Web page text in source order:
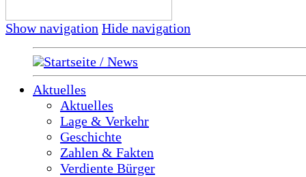
Show navigation Hide navigation
Startseite / News
Aktuelles
Aktuelles
Lage & Verkehr
Geschichte
Zahlen & Fakten
Verdiente Bürger